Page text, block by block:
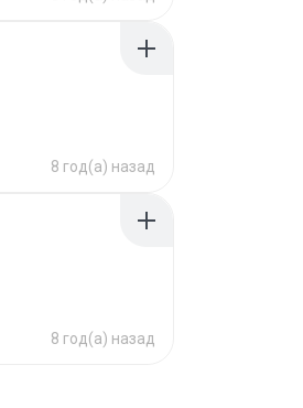
8 год(а) назад
8 год(а) назад